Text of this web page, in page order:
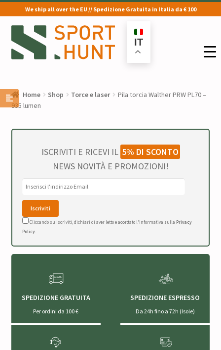
We ship all over the EU // Spedizione Gratuita in Italia da € 100
Vai
alla
navigazione
Vai
al
contenuto
IT
Home Shop Torce e laser
Pila torcia Walther PRW PL70 –
935 lumen
ISCRIVITI E RICEVI IL 5% DI SCONTO
NEWS NOVITÀ E PROMOZIONI!
Cliccando su Iscriviti, dichiari di aver letto e accettato l'Informativa sulla Privacy
Policy.
SPEDIZIONE GRATUITA
Per ordini da 100 €
SPEDIZIONE ESPRESSO
Da 24h fino a 72h (Isole)